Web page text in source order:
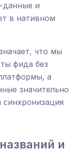
данные и
в нативном
что мы
фида без
а
значительно
и